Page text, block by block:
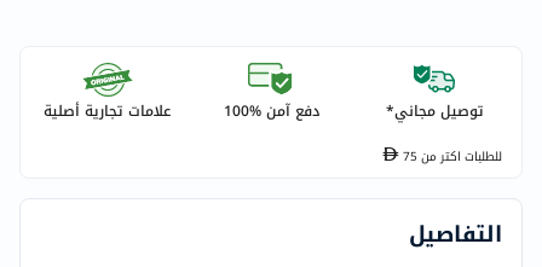
توصيل مجاني* دفع آمن %100 علامات تجارية أصلية
للطلبات اكتر من75
التفاصيل